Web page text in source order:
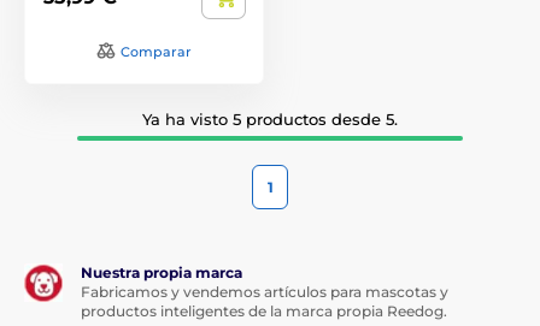
Comparar
Ya ha visto 5 productos desde 5.
1
Nuestra propia marca
Fabricamos y vendemos artículos para mascotas y
productos inteligentes de la marca propia Reedog.